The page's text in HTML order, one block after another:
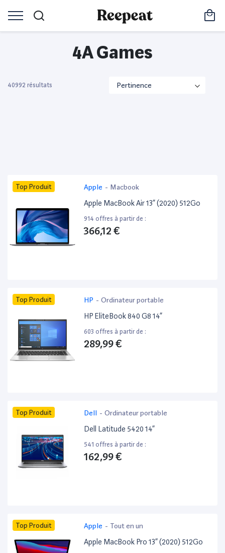
4A Games
40992 résultats
Top Produit Apple - Macbook
Apple MacBook Air 13” (2020) 512Go
914 offres à partir de :
366,12 €
Top Produit HP - Ordinateur portable
HP EliteBook 840 G8 14”
603 offres à partir de :
289,99 €
Top Produit Dell - Ordinateur portable
Dell Latitude 5420 14”
541 offres à partir de :
162,99 €
Top Produit Apple - Tout en un
Apple MacBook Pro 13” (2020) 512Go